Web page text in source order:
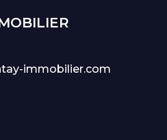
immobilier.com